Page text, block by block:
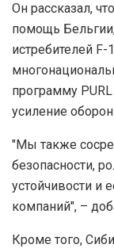
Он рассказал,
помощь
истребителей
программу
усиление
"Мы также
безопасности,
устойчивости и
компаний", –
Кроме того,